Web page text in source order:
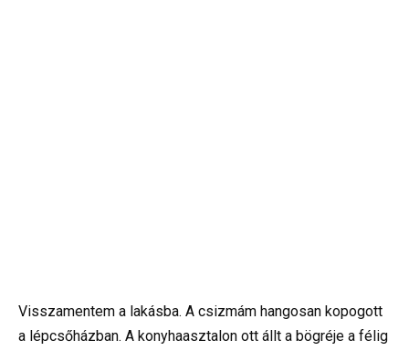
Visszamentem a lakásba. A csizmám hangosan kopogott
a lépcsőházban. A konyhaasztalon ott állt a bögréje a félig